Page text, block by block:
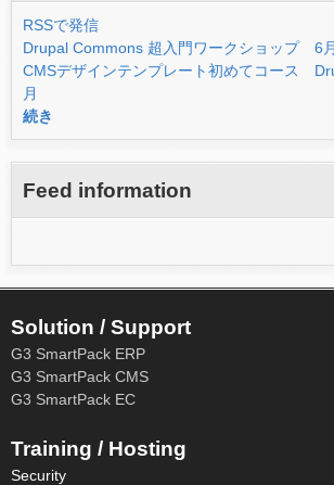
RSSで発信
Drupal Commons 超入門ワークショップ 6月
CMSデザインテンプレート初めてコース
月
続き
Feed information
Solution / Support
G3 SmartPack ERP
G3 SmartPack CMS
G3 SmartPack EC
Training / Hosting
Security